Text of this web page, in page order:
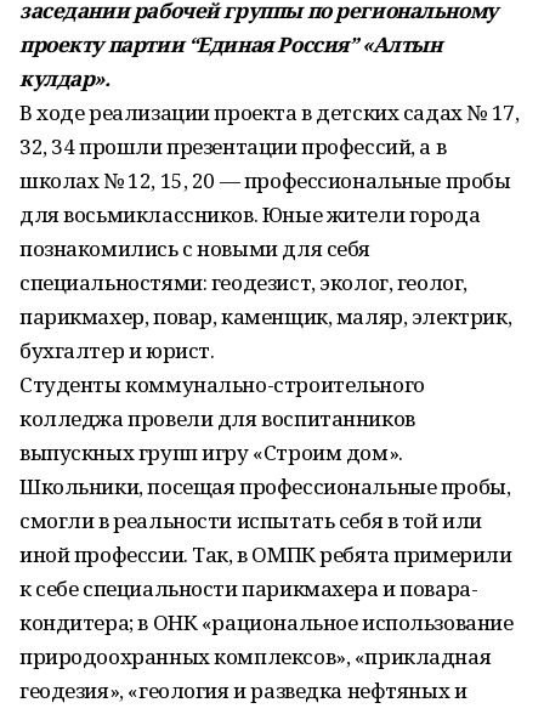
заседании рабочей группы по региональному
проекту партии “Единая Россия” «Алтын
кулдар».
В ходе реализации проекта в детских садах № 17,
32, 34 прошли презентации профессий, а в
школах № 12, 15, 20 — профессиональные пробы
для восьмиклассников. Юные жители города
познакомились с новыми для себя
специальностями: геодезист, эколог, геолог,
парикмахер, повар, каменщик, маляр, электрик,
бухгалтер и юрист.
Студенты коммунально-строительного
колледжа провели для воспитанников
выпускных групп игру «Строим дом».
Школьники, посещая профессиональные пробы,
смогли в реальности испытать себя в той или
иной профессии. Так, в ОМПК ребята примерили
к себе специальности парикмахера и повара-
кондитера; в ОНК «рациональное использование
природоохранных комплексов», «прикладная
геодезия», «геология и разведка нефтяных и